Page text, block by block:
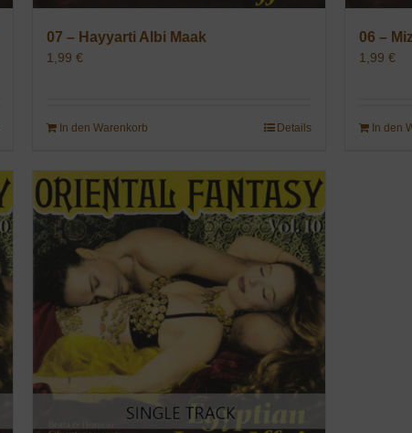
07 – Hayyarti Albi Maak
1,99€
In den Warenkorb Details
06 –
1,99 €
In den